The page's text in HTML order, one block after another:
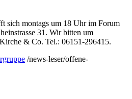
sich montags um 18 Uhr im Forum
31. Wir bitten um
& Co. Tel.: 06151-296415.
/news-leser/offene-